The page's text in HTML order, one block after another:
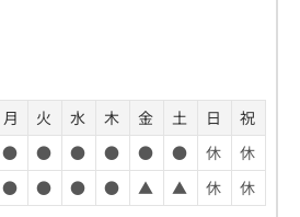
月 火 水 木 金 土 日
祝
● ● ● ● ● ● 休
休
● ● ● ● ▲ ▲ 休
休